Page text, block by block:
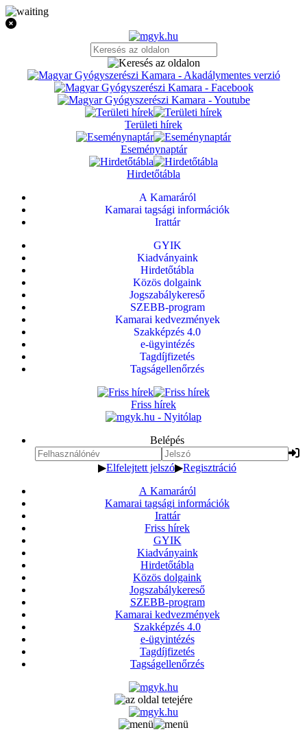
Területi hírek
Eseménynaptár
Hirdetőtábla
A Kamaráról
Kamarai tagsági információk
Irattár
GYIK
Kiadványaink
Hirdetőtábla
Közös dolgaink
Jogszabálykereső
SZEBB-program
Kamarai kedvezmények
Szakképzés 4.0
e-ügyintézés
Tagdíjfizetés
Tagságellenőrzés
Friss hírek
Belépés
▶Elfelejtett jelszó▶Regisztráció
A Kamaráról
Kamarai tagsági információk
Irattár
Friss hírek
GYIK
Kiadványaink
Hirdetőtábla
Közös dolgaink
Jogszabálykereső
SZEBB-program
Kamarai kedvezmények
Szakképzés 4.0
e-ügyintézés
Tagdíjfizetés
Tagságellenőrzés